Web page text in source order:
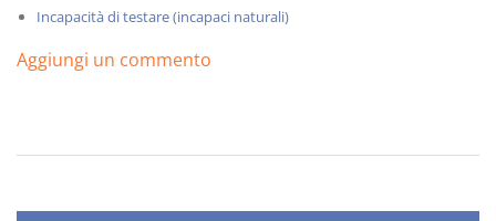
Incapacità di testare (incapaci naturali)
Aggiungi un commento